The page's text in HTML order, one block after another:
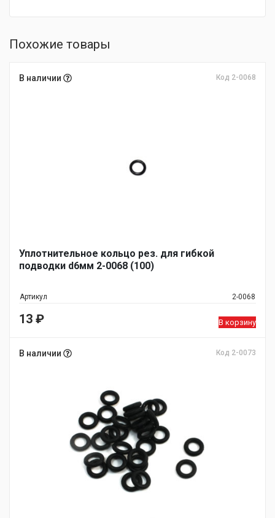
Похожие товары
В наличии Код 2-0068
Уплотнительное кольцо рез. для гибкой
подводки d6мм 2-0068 (100)
Артикул 2-0068
13 ₽ В корзину
В наличии Код 2-0073